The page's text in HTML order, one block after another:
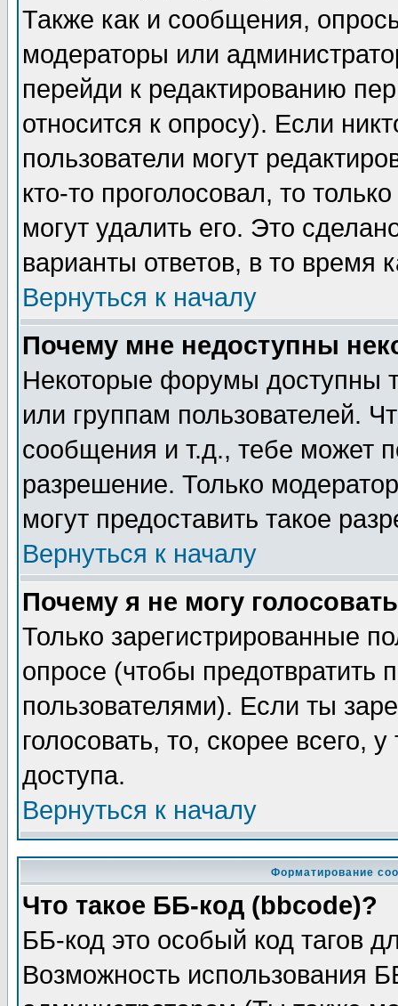
Также как и сообщения,
модераторы или
перейди к редактированию
относится к опросу). Если
пользователи могут
кто-то проголосовал, то
могут удалить его. Это
варианты ответов, в то время
Вернуться к началу
Почему мне недоступны
Некоторые форумы доступны
или группам пользователей.
сообщения и т.д., тебе может
разрешение. Только
могут предоставить такое
Вернуться к началу
Почему я не могу
Только зарегистрированные
опросе (чтобы предотвратить
пользователями). Если ты
голосовать, то, скорее всего,
доступа.
Вернуться к началу
Форматирование
Что такое ББ-код (bbcode)?
ББ-код это особый код тагов
Возможность использования